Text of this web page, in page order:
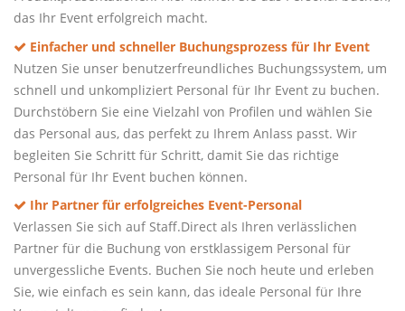
das Ihr Event erfolgreich macht.
Einfacher und schneller Buchungsprozess für Ihr Event
Nutzen Sie unser benutzerfreundliches Buchungssystem, um
schnell und unkompliziert Personal für Ihr Event zu buchen.
Durchstöbern Sie eine Vielzahl von Profilen und wählen Sie
das Personal aus, das perfekt zu Ihrem Anlass passt. Wir
begleiten Sie Schritt für Schritt, damit Sie das richtige
Personal für Ihr Event buchen können.
Ihr Partner für erfolgreiches Event-Personal
Verlassen Sie sich auf Staff.Direct als Ihren verlässlichen
Partner für die Buchung von erstklassigem Personal für
unvergessliche Events. Buchen Sie noch heute und erleben
Sie, wie einfach es sein kann, das ideale Personal für Ihre